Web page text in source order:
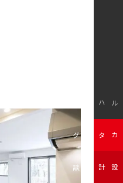
無料カタログ
無料設計相談